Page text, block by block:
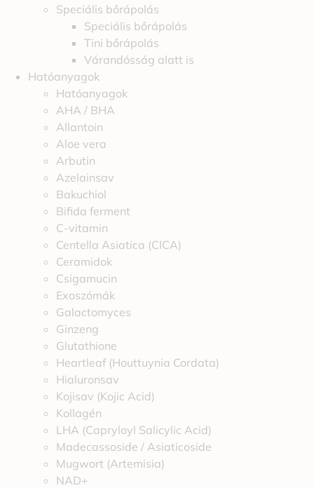
Speciális bőrápolás
Speciális bőrápolás
Tini bőrápolás
Várandósság alatt is
Hatóanyagok
Hatóanyagok
AHA / BHA
Allantoin
Aloe vera
Arbutin
Azelainsav
Bakuchiol
Bifida ferment
C-vitamin
Centella Asiatica (CICA)
Ceramidok
Csigamucin
Exoszómák
Galactomyces
Ginzeng
Glutathione
Heartleaf (Houttuynia Cordata)
Hialuronsav
Kojisav (Kojic Acid)
Kollagén
LHA (Capryloyl Salicylic Acid)
Madecassoside / Asiaticoside
Mugwort (Artemisia)
NAD+